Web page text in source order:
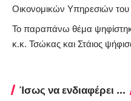
Οικονομικών Υπηρεσιών
Το παραπάνω θέμα
κ.κ. Τσώκας και Στάιος
Ίσως να ενδιαφέρει ...